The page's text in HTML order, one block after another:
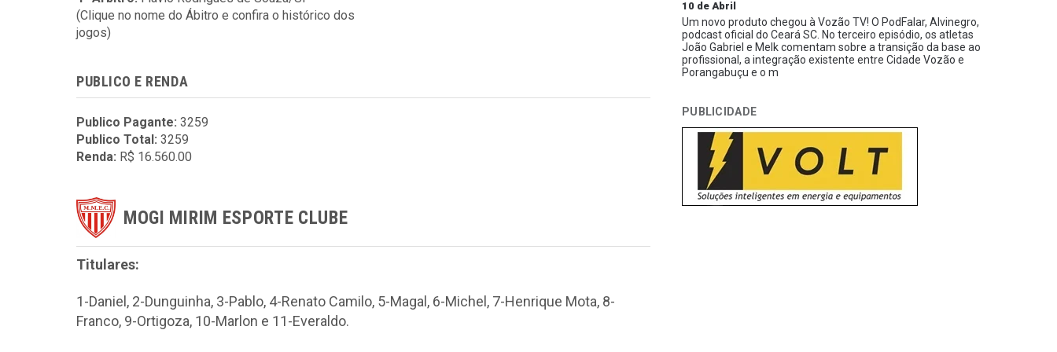
(Clique no nome do Ábitro e confira o histórico dos
jogos)
PUBLICO E RENDA
Publico Pagante: 3259
Publico Total: 3259
Renda: R$ 16.560.00
MOGI MIRIM ESPORTE CLUBE
Titulares:
1-Daniel, 2-Dunguinha, 3-Pablo, 4-Renato Camilo, 5-Magal, 6-Michel, 7-Henrique Mota, 8-
Franco, 9-Ortigoza, 10-Marlon e 11-Everaldo.
10 de Abril
Um novo produto chegou à Vozão TV! O PodFalar, Alvinegro,
podcast oficial do Ceará SC. No terceiro episódio, os atletas
João Gabriel e Melk comentam sobre a transição da base ao
profissional, a integração existente entre Cidade Vozão e
Porangabuçu e o m
PUBLICIDADE